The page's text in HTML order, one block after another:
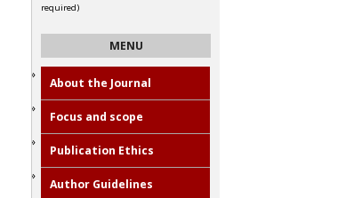
required)
MENU
About the Journal
Focus and scope
Publication Ethics
Author Guidelines